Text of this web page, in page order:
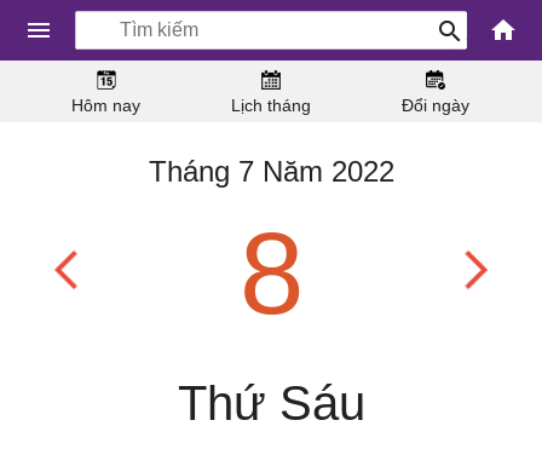
Hôm nay Lịch tháng Đổi ngày
Tháng 7 Năm 2022
8
Thứ Sáu